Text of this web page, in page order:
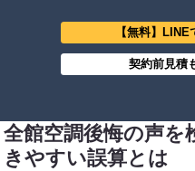
【無料】
契約前見積
全館空調後悔の声を
きやすい誤算とは